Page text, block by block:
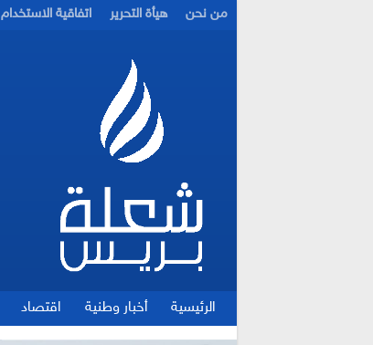
من نحن هيأة التحرير اتفاقية الاستخدام
الرئيسية أخبار وطنية اقتصاد